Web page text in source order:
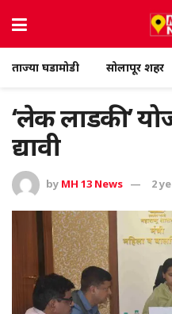
ताज्या घडामोडी सोलापूर शहर
‘लेक लाडकी’
द्यावी
by MH 13 News 2